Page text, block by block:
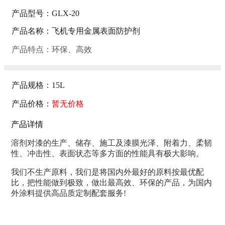
产品型号：GLX-20
产品名称：飞机专用金属表面防护剂
产品特点：环保、高效
产品规格：15L
产品价格： 暂无价格
产品详情
溶剂对漆的生产、储存、施工及漆膜光泽、附着力、柔韧
性、冲击性、表面状态等多方面的性能具有极大影响。
我们不生产原料，我们是将国内外最好的原料按最优配
比，把性能做到极致，做出最高效、环保的产品，为国内
外涂料提供高品质定制配套服务!